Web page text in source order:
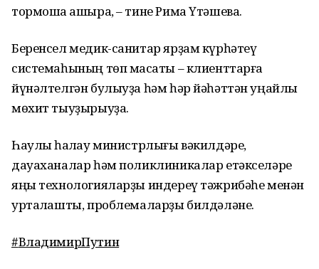
тормошҡа ашыра, – тине Рима Үтәшева.
Беренсел медик-санитар ярҙам күрһәтеү
системаһының төп маҡсаты – клиенттарға
йүнәлтелгән булыуҙа һәм һәр йәһәттән уңайлы
мөхит тыуҙырыуҙа.
Һаулыҡ һаҡлау министрлығы вәкилдәре,
дауаханалар һәм поликлиникалар етәкселәре
яңы технологияларҙы индереү тәжрибәһе менән
уртаҡлашты, проблемаларҙы билдәләне.
#ВладимирПутин